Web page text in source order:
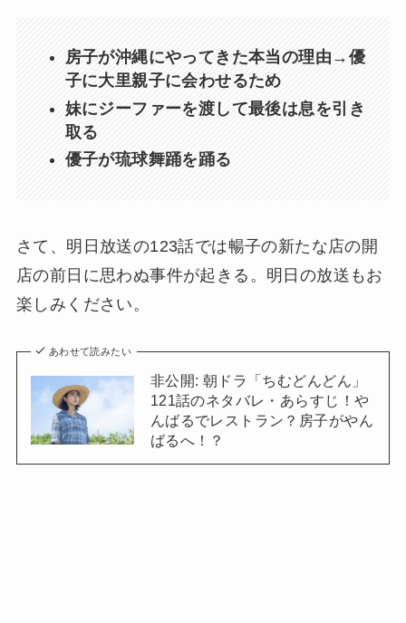
房子が沖縄にやってきた本当の理由→優
子に大里親子に会わせるため
妹にジーファーを渡して最後は息を引き
取る
優子が琉球舞踊を踊る
さて、明日放送の123話では暢子の新たな店の開
店の前日に思わぬ事件が起きる。明日の放送もお
楽しみください。
あわせて読みたい
非公開: 朝ドラ「ちむどんどん」
121話のネタバレ・あらすじ！や
んばるでレストラン？房子がやん
ばるへ！？